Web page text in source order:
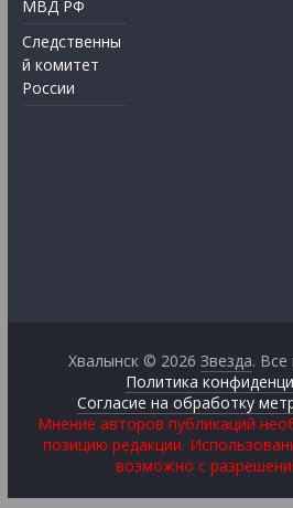
МВД РФ
Следственны
й комитет
России
Хвалынск © 2026Звезда.
Политика
Согласие на обработку
Мнение авторов публикаций
позицию редакции.
возможно с